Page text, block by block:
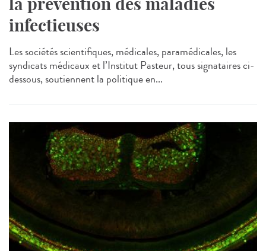
infectieuses
Les sociétés scientifiques, médicales, paramédicales, les
syndicats médicaux et l’Institut Pasteur, tous signataires ci-
dessous, soutiennent la politique en...